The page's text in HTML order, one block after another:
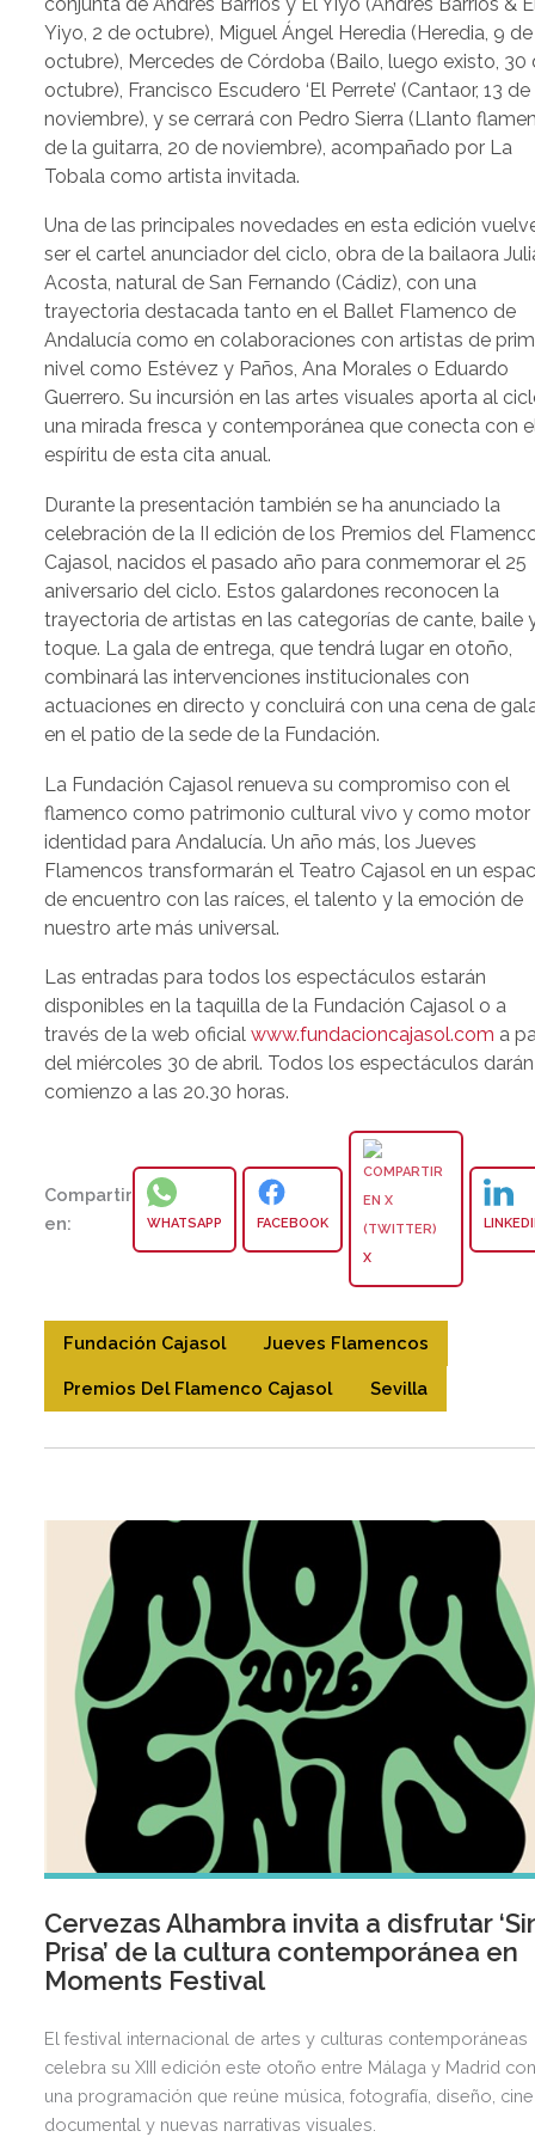
Yiyo, 2 de octubre), Miguel Ángel Heredia (Heredia, 9 de
octubre), Mercedes de Córdoba (Bailo, luego existo, 30
octubre), Francisco Escudero ‘El Perrete’ (Cantaor, 13 de
noviembre), y se cerrará con Pedro Sierra (Llanto
de la guitarra, 20 de noviembre), acompañado por La
Tobala como artista invitada.
Una de las principales novedades en esta edición
ser el cartel anunciador del ciclo, obra de la bailaora
Acosta, natural de San Fernando (Cádiz), con una
trayectoria destacada tanto en el Ballet Flamenco de
Andalucía como en colaboraciones con artistas de
nivel como Estévez y Paños, Ana Morales o Eduardo
Guerrero. Su incursión en las artes visuales aporta al
una mirada fresca y contemporánea que conecta con
espíritu de esta cita anual.
Durante la presentación también se ha anunciado la
celebración de la II edición de los Premios del
Cajasol, nacidos el pasado año para conmemorar el 25
aniversario del ciclo. Estos galardones reconocen la
trayectoria de artistas en las categorías de cante, baile
toque. La gala de entrega, que tendrá lugar en otoño,
combinará las intervenciones institucionales con
actuaciones en directo y concluirá con una cena de
en el patio de la sede de la Fundación.
La Fundación Cajasol renueva su compromiso con el
flamenco como patrimonio cultural vivo y como motor
identidad para Andalucía. Un año más, los Jueves
Flamencos transformarán el Teatro Cajasol en un
de encuentro con las raíces, el talento y la emoción de
nuestro arte más universal.
Las entradas para todos los espectáculos estarán
disponibles en la taquilla de la Fundación Cajasol o a
través de la web oficialwww.fundacioncajasol.com a
del miércoles 30 de abril. Todos los espectáculos darán
comienzo a las 20.30 horas.
Compartir
en:
WHATSAPP FACEBOOK
X
Fundación Cajasol Jueves Flamencos
Premios Del Flamenco Cajasol Sevilla
Cervezas Alhambra invita a disfrutar
Prisa’ de la cultura contemporánea en
Moments Festival
El festival internacional de artes y culturas contemporáneas
celebra su XIII edición este otoño entre Málaga y Madrid
una programación que reúne música, fotografía, diseño, cine
documental y nuevas narrativas visuales.